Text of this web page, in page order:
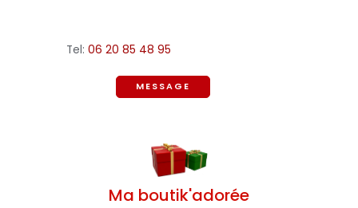
Tel: 06 20 85 48 95
MESSAGE
Ma boutik'adorée